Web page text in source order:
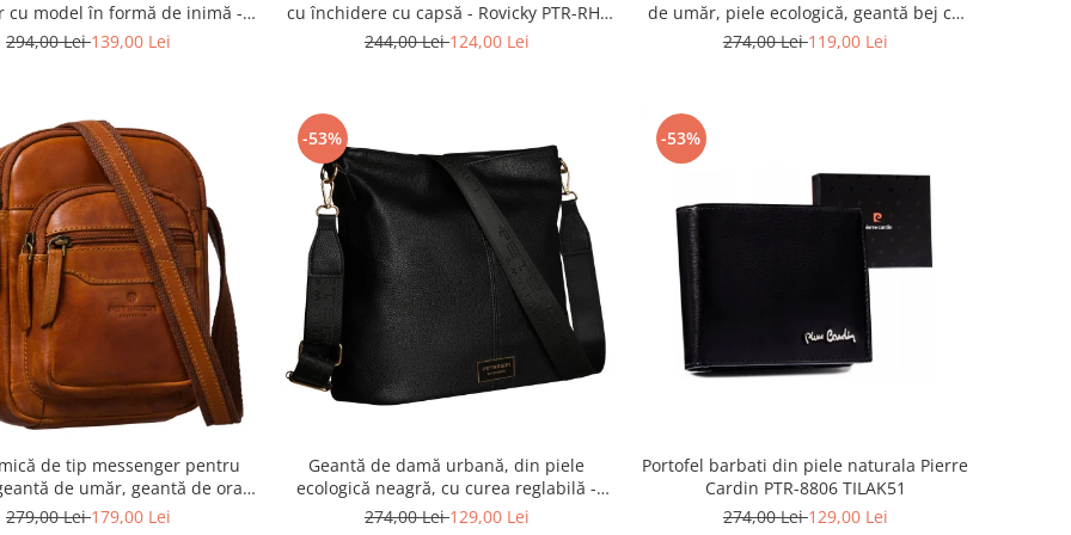
cu model în formă de inimă -
PTR-PTN BIEDRONKA G54
294,00 Lei139,00 Lei
cu închidere cu capsă - Rovicky PTR-RH-
22-1-RS RED
244,00 Lei124,00 Lei
de umăr, piele ecologică, geantă bej cu
fermoar la modă - Peterson PTR-PTN
274,00 Lei119,00 Lei
de tip messenger pentru
de umăr, geantă de oraș
din piele naturală - Peterson
279,00 Lei179,00 Lei
-53%
Geantă de damă urbană, din piele
ecologică neagră, cu curea reglabilă -
Peterson PTR-PTN JK6-06-6642
274,00 Lei129,00 Lei
-53%
Portofel barbati din piele naturala Pierre
Cardin PTR-8806 TILAK51
274,00 Lei129,00 Lei